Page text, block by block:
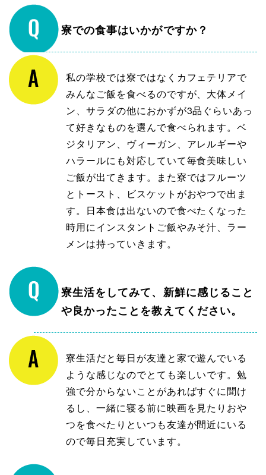
寮での食事はいかがですか？
私の学校では寮ではなくカフェテリアで
みんなご飯を食べるのですが、大体メイ
ン、サラダの他におかずが3品ぐらいあっ
て好きなものを選んで食べられます。ベ
ジタリアン、ヴィーガン、アレルギーや
ハラールにも対応していて毎食美味しい
ご飯が出てきます。また寮ではフルーツ
とトースト、ビスケットがおやつで出ま
す。日本食は出ないので食べたくなった
時用にインスタントご飯やみそ汁、ラー
メンは持っていきます。
寮生活をしてみて、新鮮に感じること
や良かったことを教えてください。
寮生活だと毎日が友達と家で遊んでいる
ような感じなのでとても楽しいです。勉
強で分からないことがあればすぐに聞け
るし、一緒に寝る前に映画を見たりおや
つを食べたりといつも友達が間近にいる
ので毎日充実しています。